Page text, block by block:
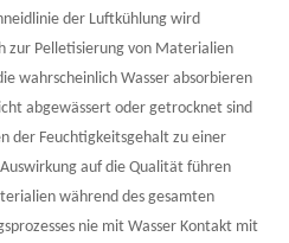
der Luftkühlung wird
zur Pelletisierung von Materialien
wahrscheinlich Wasser absorbieren
abgewässert oder getrocknet sind
der Feuchtigkeitsgehalt zu einer
auf die Qualität führen
während des gesamten
nie mit Wasser Kontakt mit